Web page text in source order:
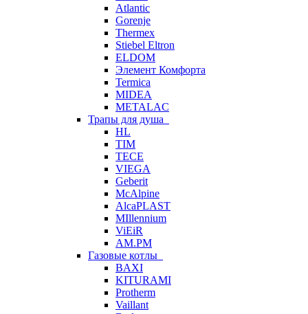
Atlantic
Gorenje
Thermex
Stiebel Eltron
ELDOM
Элемент Комфорта
Termica
MIDEA
METALAC
Трапы для душа
HL
TIM
TECE
VIEGA
Geberit
McAlpine
AlcaPLAST
MIllennium
ViEiR
AM.PM
Газовые котлы
BAXI
KITURAMI
Protherm
Vaillant